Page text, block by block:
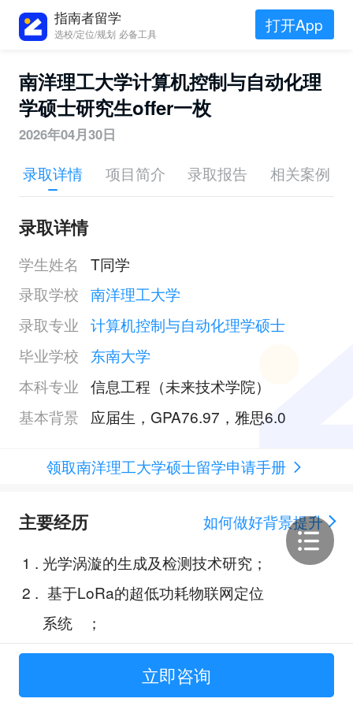
指南者留学
选校/定位/规划 必备工具 打开App
南洋理工大学计算机控制与自动化理
学硕士研究生offer一枚
2026年04月30日
录取详情 项目简介 录取报告 相关案例
录取详情
学生姓名
T同学
录取学校 南洋理工大学
录取专业 计算机控制与自动化理学硕士
毕业学校
东南大学
本科专业 信息工程（未来技术学院）
基本背景
应届生，GPA76.97，雅思6.0
领取南洋理工大学硕士留学申请手册
主要经历
如何做好背景提升
1 . 光学涡漩的生成及检测技术研究；
2 . 基于LoRa的超低功耗物联网定位
系统 ；
3.自动售卖机；
立即咨询